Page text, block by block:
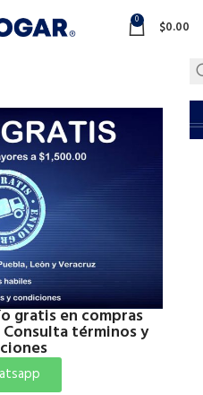
gratis en compras
Consulta términos y
0 $0.00
Mostrando 1–12 de 29 resultados